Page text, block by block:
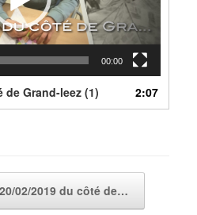
00:00
Grand-leez (1) 2:07
02/2019 du côté de…